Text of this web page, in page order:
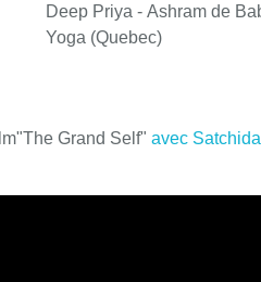
Deep Priya - Ashram de
Yoga (Quebec)
Grand Self" avec